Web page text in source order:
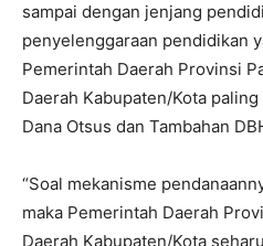
sampai dengan jenjang
penyelenggaraan pendidikan
Pemerintah Daerah Provinsi
Daerah Kabupaten/Kota
Dana Otsus dan Tambahan
“Soal mekanisme
maka Pemerintah Daerah
Daerah Kabupaten/Kota